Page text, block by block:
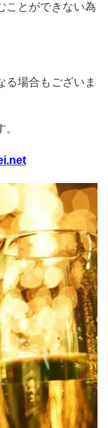
ことができない為
場合もございま